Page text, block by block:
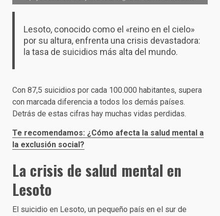
Lesoto, conocido como el «reino en el cielo»
por su altura, enfrenta una crisis devastadora:
la tasa de suicidios más alta del mundo.
Con 87,5 suicidios por cada 100.000 habitantes, supera
con marcada diferencia a todos los demás países.
Detrás de estas cifras hay muchas vidas perdidas.
Te recomendamos: ¿Cómo afecta la salud mental a
la exclusión social?
La crisis de salud mental en
Lesoto
El suicidio en Lesoto, un pequeño país en el sur de